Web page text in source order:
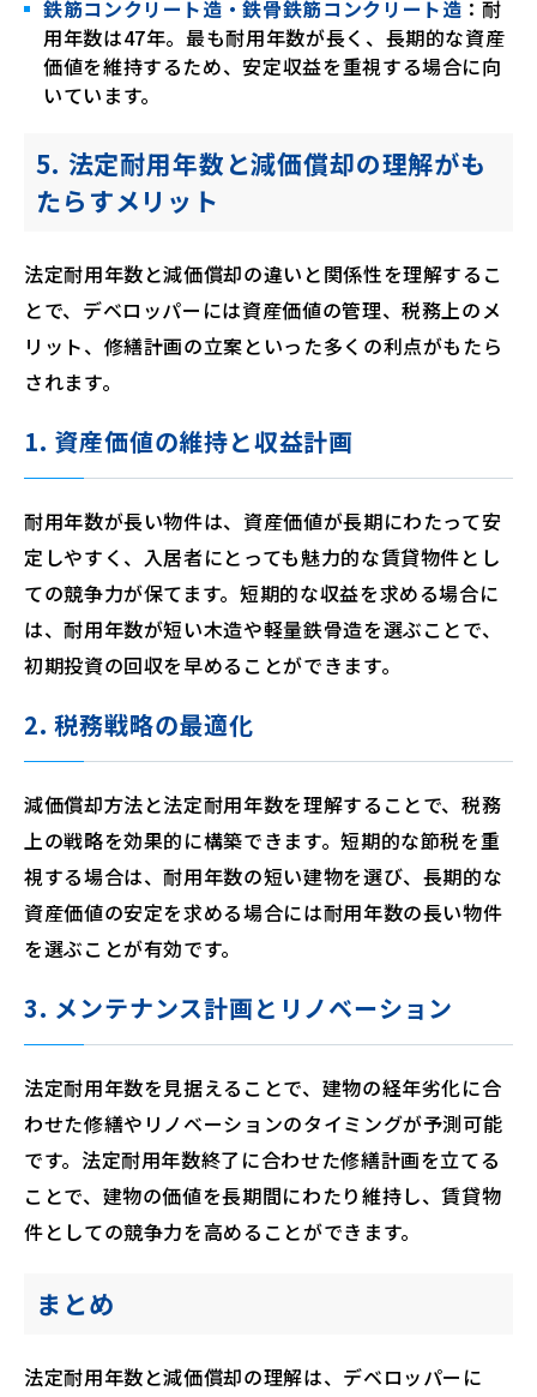
鉄筋コンクリート造・鉄骨鉄筋コンクリート造 ：耐
用年数は47年。最も耐用年数が長く、長期的な資産
価値を維持するため、安定収益を重視する場合に向
いています。
5. 法定耐用年数と減価償却の理解がも
たらすメリット
法定耐用年数と減価償却の違いと関係性を理解するこ
とで、デベロッパーには資産価値の管理、税務上のメ
リット、修繕計画の立案といった多くの利点がもたら
されます。
1. 資産価値の維持と収益計画
耐用年数が長い物件は、資産価値が長期にわたって安
定しやすく、入居者にとっても魅力的な賃貸物件とし
ての競争力が保てます。短期的な収益を求める場合に
は、耐用年数が短い木造や軽量鉄骨造を選ぶことで、
初期投資の回収を早めることができます。
2. 税務戦略の最適化
減価償却方法と法定耐用年数を理解することで、税務
上の戦略を効果的に構築できます。短期的な節税を重
視する場合は、耐用年数の短い建物を選び、長期的な
資産価値の安定を求める場合には耐用年数の長い物件
を選ぶことが有効です。
3. メンテナンス計画とリノベーション
法定耐用年数を見据えることで、建物の経年劣化に合
わせた修繕やリノベーションのタイミングが予測可能
です。法定耐用年数終了に合わせた修繕計画を立てる
ことで、建物の価値を長期間にわたり維持し、賃貸物
件としての競争力を高めることができます。
まとめ
法定耐用年数と減価償却の理解は、デベロッパーに